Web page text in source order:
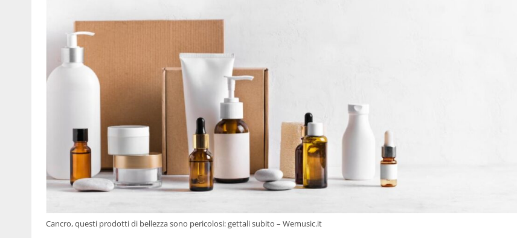
Cancro, questi prodotti di bellezza sono pericolosi: gettali subito – Wemusic.it